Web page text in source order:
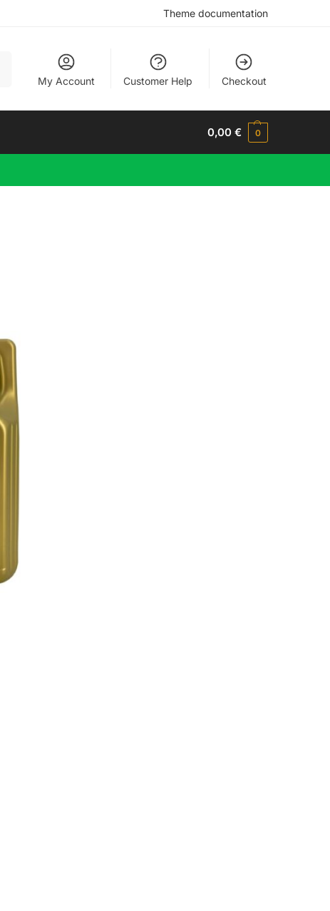
Theme documentation
My Account Customer Help Checkout
0,00€ 0